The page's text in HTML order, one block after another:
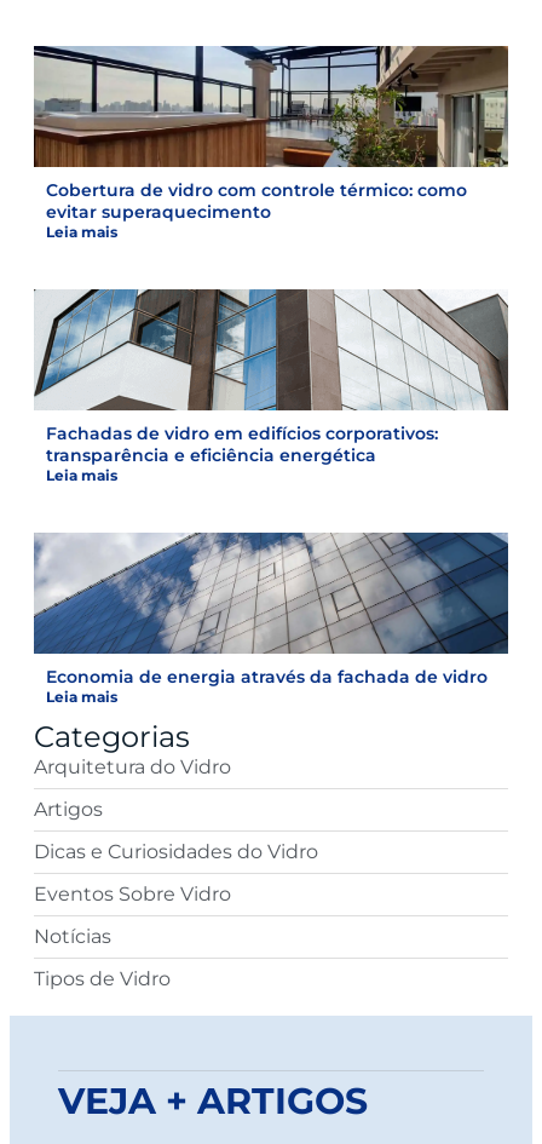
Cobertura de vidro com controle térmico: como
evitar superaquecimento
Leia mais
Fachadas de vidro em edifícios corporativos:
transparência e eficiência energética
Leia mais
Economia de energia através da fachada de vidro
Leia mais
Categorias
Arquitetura do Vidro
Artigos
Dicas e Curiosidades do Vidro
Eventos Sobre Vidro
Notícias
Tipos de Vidro
VEJA + ARTIGOS